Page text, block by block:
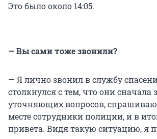
Это было около 14:05.
— Вы сами тоже звонили?
— Я лично звонил в службу
столкнулся с тем, что они сначала
уточняющих вопросов,
месте сотрудники полиции, и в
привета. Видя такую ситуацию, я